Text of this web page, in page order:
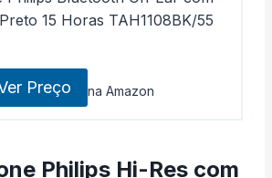
15 Horas TAH1108BK/55
Preço na Amazon
Philips Hi-Res com